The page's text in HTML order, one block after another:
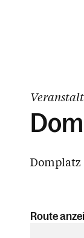
Route